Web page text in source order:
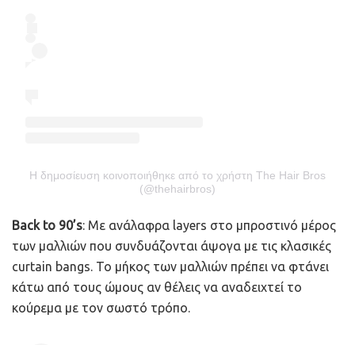
Η δημοσίευση κοινοποιήθηκε από το χρήστη The Hair Bros
(@thehairbros)
Back to 90’s: Με ανάλαφρα layers στο μπροστινό μέρος
των μαλλιών που συνδυάζονται άψογα με τις κλασικές
curtain bangs. Το μήκος των μαλλιών πρέπει να φτάνει
κάτω από τους ώμους αν θέλεις να αναδειχτεί το
κούρεμα με τον σωστό τρόπο.